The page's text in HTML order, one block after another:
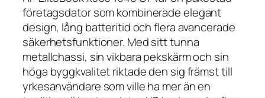
företagsdator som kombinerade elegant
design, lång batteritid och flera avancerade
säkerhetsfunktioner. Med sitt tunna
metallchassi, sin vikbara pekskärm och sin
höga byggkvalitet riktade den sig främst till
yrkesanvändare som ville ha mer än en